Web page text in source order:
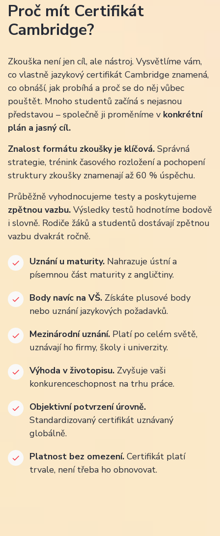
Proč mít Certifikát
Cambridge?
Zkouška není jen cíl, ale nástroj. Vysvětlíme vám,
co vlastně jazykový certifikát Cambridge znamená,
co obnáší, jak probíhá a proč se do něj vůbec
pouštět. Mnoho studentů začíná s nejasnou
představou – společně ji proměníme v konkrétní
plán a jasný cíl.
Znalost formátu zkoušky je klíčová. Správná
strategie, trénink časového rozložení a pochopení
struktury zkoušky znamenají až 60 % úspěchu.
Průběžně vyhodnocujeme testy a poskytujeme
zpětnou vazbu. Výsledky testů hodnotíme bodově
i slovně. Rodiče žáků a studentů dostávají zpětnou
vazbu dvakrát ročně.
Uznání u maturity. Nahrazuje ústní a
písemnou část maturity z angličtiny.
Body navíc na VŠ. Získáte plusové body
nebo uznání jazykových požadavků.
Mezinárodní uznání. Platí po celém světě,
uznávají ho firmy, školy i univerzity.
Výhoda v životopisu. Zvyšuje vaši
konkurenceschopnost na trhu práce.
Objektivní potvrzení úrovně.
Standardizovaný certifikát uznávaný
globálně.
Platnost bez omezení. Certifikát platí
trvale, není třeba ho obnovovat.